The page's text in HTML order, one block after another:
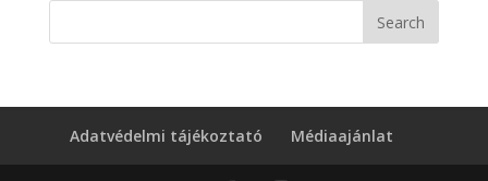
Adatvédelmi tájékoztató Médiaajánlat